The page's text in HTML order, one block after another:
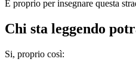
È proprio per insegnare questa
Chi sta leggendo
Si, proprio così: